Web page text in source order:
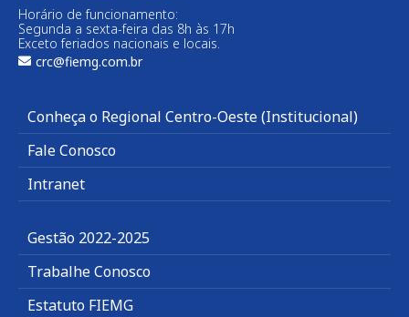
Horário de funcionamento:
Segunda a sexta-feira das 8h às 17h
Exceto feriados nacionais e locais.
crc@fiemg.com.br
Conheça o Regional Centro-Oeste (Institucional)
Fale Conosco
Intranet
Gestão 2022-2025
Trabalhe Conosco
Estatuto FIEMG